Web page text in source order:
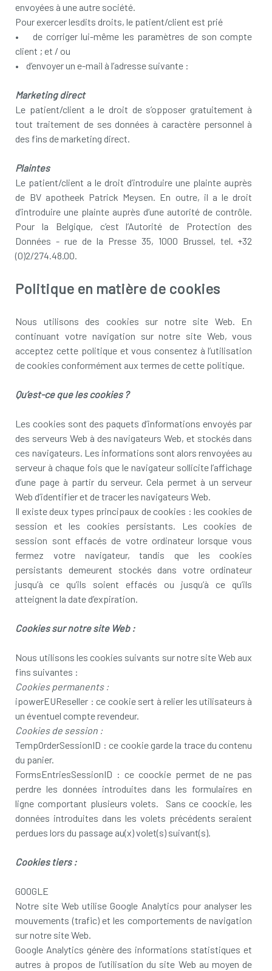
envoyées à une autre société.
Pour exercer lesdits droits, le patient/client est prié
• de corriger lui-même les paramètres de son compte
client ; et / ou
• d’envoyer un e-mail à l’adresse suivante :
Marketing direct
Le patient/client a le droit de s’opposer gratuitement à
tout traitement de ses données à caractère personnel à
des fins de marketing direct.
Plaintes
Le patient/client a le droit d’introduire une plainte auprès
de BV apotheek Patrick Meysen. En outre, il a le droit
d’introduire une plainte auprès d’une autorité de contrôle.
Pour la Belgique, c’est l’Autorité de Protection des
Données - rue de la Presse 35, 1000 Brussel, tel. +32
(0)2/274.48.00.
Politique en matière de cookies
Nous utilisons des cookies sur notre site Web. En
continuant votre navigation sur notre site Web, vous
acceptez cette politique et vous consentez à l’utilisation
de cookies conformément aux termes de cette politique.
Qu’est-ce que les cookies ?
Les cookies sont des paquets d’informations envoyés par
des serveurs Web à des navigateurs Web, et stockés dans
ces navigateurs. Les informations sont alors renvoyées au
serveur à chaque fois que le navigateur sollicite l’affichage
d’une page à partir du serveur. Cela permet à un serveur
Web d’identifier et de tracer les navigateurs Web.
Il existe deux types principaux de cookies : les cookies de
session et les cookies persistants. Les cookies de
session sont effacés de votre ordinateur lorsque vous
fermez votre navigateur, tandis que les cookies
persistants demeurent stockés dans votre ordinateur
jusqu’à ce qu’ils soient effacés ou jusqu’à ce qu’ils
atteignent la date d’expiration.
Cookies sur notre site Web :
Nous utilisons les cookies suivants sur notre site Web aux
fins suivantes :
Cookies permanents :
ipowerEUReseller : ce cookie sert à relier les utilisateurs à
un éventuel compte revendeur.
Cookies de session :
TempOrderSessionID : ce cookie garde la trace du contenu
du panier.
FormsEntriesSessionID : ce coockie permet de ne pas
perdre les données introduites dans les formulaires en
ligne comportant plusieurs volets. Sans ce coockie, les
données introduites dans les volets précédents seraient
perdues lors du passage au(x) volet(s) suivant(s).
Cookies tiers :
GOOGLE
Notre site Web utilise Google Analytics pour analyser les
mouvements (trafic) et les comportements de navigation
sur notre site Web.
Google Analytics génère des informations statistiques et
autres à propos de l’utilisation du site Web au moyen de